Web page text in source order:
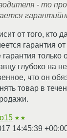
- то
от того, кто
гарантия
только
глубоко на
что он
товар в
★★
14:45:39